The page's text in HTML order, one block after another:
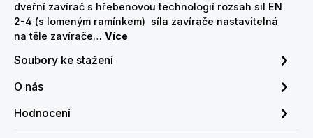
dveřní zavírač s hřebenovou technologií rozsah sil EN
2-4 (s lomeným ramínkem) síla zavírače nastavitelná
na těle zavírače… Více
Soubory ke stažení
O nás
Hodnocení